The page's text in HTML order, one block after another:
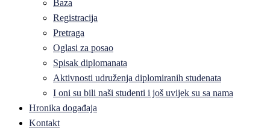
Baza
Registracija
Pretraga
Oglasi za posao
Spisak diplomanata
Aktivnosti udruženja diplomiranih studenata
I oni su bili naši studenti i još uvijek su sa nama
Hronika događaja
Kontakt